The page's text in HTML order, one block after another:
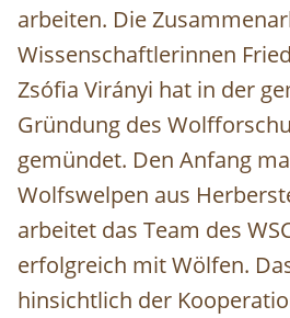
arbeiten. Die
Wissenschaftlerinnen
Zsófia Virányi hat in der
Gründung des
gemündet. Den Anfang
Wolfswelpen aus
arbeitet das Team des
erfolgreich mit Wölfen.
hinsichtlich der